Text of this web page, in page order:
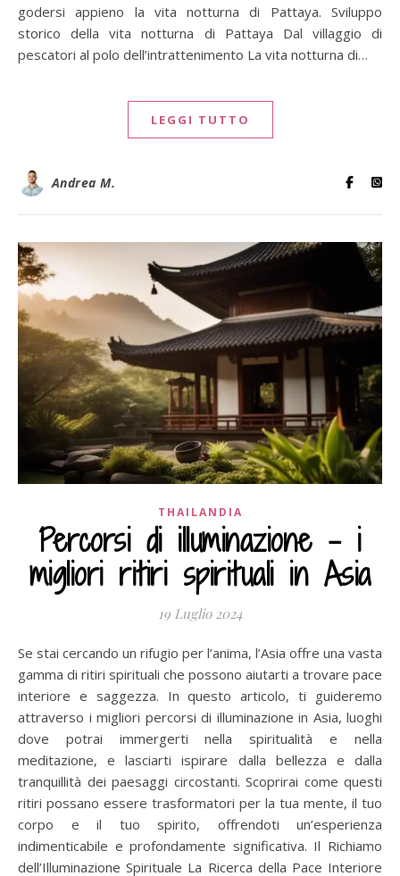
godersi appieno la vita notturna di Pattaya. Sviluppo
storico della vita notturna di Pattaya Dal villaggio di
pescatori al polo dell’intrattenimento La vita notturna di…
LEGGI TUTTO
Andrea M.
THAILANDIA
Percorsi di illuminazione – i
migliori ritiri spirituali in Asia
19 Luglio 2024
Se stai cercando un rifugio per l’anima, l’Asia offre una vasta
gamma di ritiri spirituali che possono aiutarti a trovare pace
interiore e saggezza. In questo articolo, ti guideremo
attraverso i migliori percorsi di illuminazione in Asia, luoghi
dove potrai immergerti nella spiritualità e nella
meditazione, e lasciarti ispirare dalla bellezza e dalla
tranquillità dei paesaggi circostanti. Scoprirai come questi
ritiri possano essere trasformatori per la tua mente, il tuo
corpo e il tuo spirito, offrendoti un’esperienza
indimenticabile e profondamente significativa. Il Richiamo
dell’Illuminazione Spirituale La Ricerca della Pace Interiore